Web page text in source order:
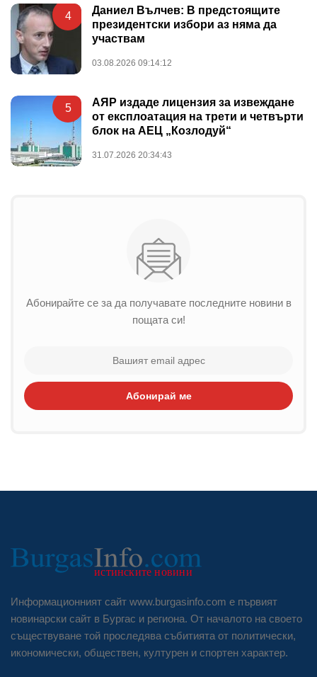
4
Даниел Вълчев: В предстоящите
президентски избори аз няма да
участвам
03.08.2026 09:14:12
5
АЯР издаде лицензия за извеждане
от експлоатация на трети и четвърти
блок на АЕЦ „Козлодуй“
31.07.2026 20:34:43
Абонирайте се за да получавате последните новини в
пощата си!
Абонирай ме
Информационният сайт www.burgasinfo.com е първият
новинарски сайт в Бургас и региона. От началото на своето
съществуване той проследява събитията от политически,
икономически, обществен, културен и спортен характер.